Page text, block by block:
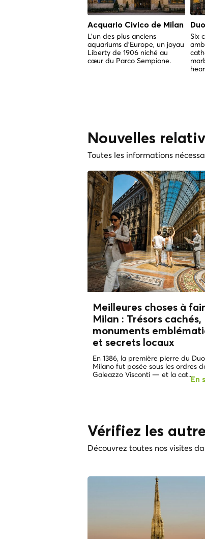
Acquario Civico de Milan
L'un des plus anciens
aquariums d'Europe, un joyau
Liberty de 1906 niché au
cœur du Parco Sempione.
Six
Nouvelles
Toutes les informations
Meilleures choses à
Milan : Trésors cachés,
monuments
et secrets locaux
En 1386, la première pierre du
Milano fut posée sous les ordres
Galeazzo Visconti — et la cat...
En
Vérifiez les
Découvrez toutes nos visites